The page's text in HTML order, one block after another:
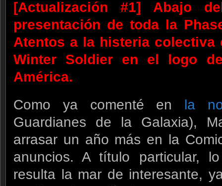
[Actualización #1] Abajo
presentación de toda la
Atentos a la histeria colectiva
Winter Soldier en el logo
América.
Como ya comenté en la
Guardianes de la Galaxia),
arrasar un año más en la
anuncios. A título particular,
resulta la mar de interesante,